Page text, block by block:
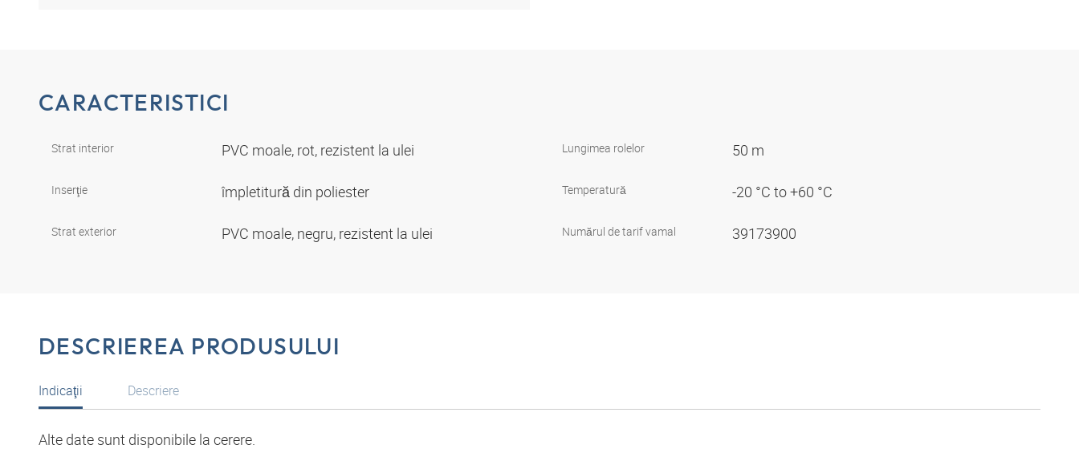
CARACTERISTICI
Strat interior PVC moale, rot, rezistent la ulei
Inserţie împletitură din poliester
Strat exterior PVC moale, negru, rezistent la ulei
Lungimea rolelor 50 m
Temperatură -20 °C to +60 °C
Numărul de tarif vamal 39173900
DESCRIEREA PRODUSULUI
Indicaţii
Alte date sunt disponibile la cerere.
Descriere